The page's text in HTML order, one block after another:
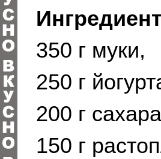
350 г муки,
250 г
200 г
150 г